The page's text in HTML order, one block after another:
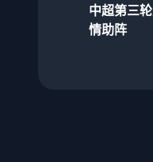
中超第三
情助阵